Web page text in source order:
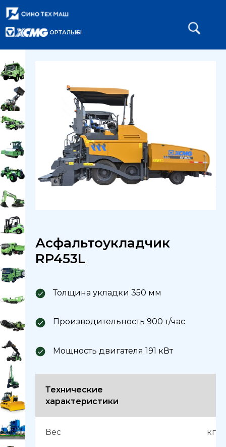
Главная
Асфальтоукладчик RP453L
Асфальтоукладчик
RP453L
Толщина укладки 350 мм
Производительность 900 т/час
Мощность двигателя 191 кВт
Технические
характеристики
Вес кг.